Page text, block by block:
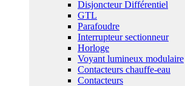
Disjoncteur Différentiel
GTL
Parafoudre
Interrupteur sectionneur
Horloge
Voyant lumineux modulaire
Contacteurs chauffe-eau
Contacteurs